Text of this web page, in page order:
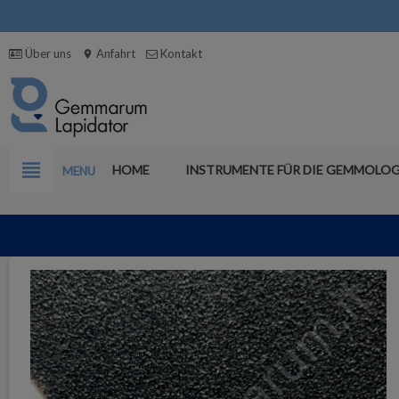
Über uns location_on Anfahrt Kontakt
view_headline MENU HOME INSTRUMENTE FÜR DIE